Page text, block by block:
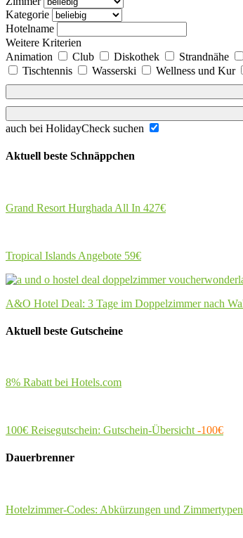
Kategorie
Hotelname
Weitere Kriterien
Animation
Club Diskothek Strandnähe
Tischtennis
Wasserski Wellness und Kur
auch bei HolidayCheck suchen
Aktuell beste Schnäppchen
Grand Resort Hurghada All In 427€
Tropical Islands Angebote 59€
A&O Hotel Deal: 3 Tage im Doppelzimmer nach
Aktuell beste Gutscheine
8% Rabatt bei Hotels.com
100€ Reisegutschein: Gutschein-Übersicht -100€
Dauerbrenner
Hotelzimmer-Codes: Abkürzungen und Zimmertypen